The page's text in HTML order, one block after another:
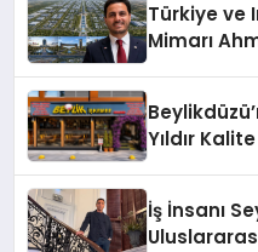
Türkiye ve
Mimarı
Hayata
Yıldır
İş İnsanı